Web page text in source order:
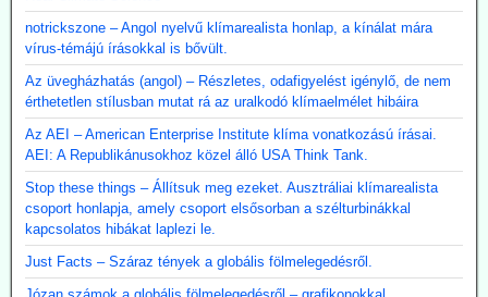
notrickszone – Angol nyelvű klímarealista honlap, a kínálat mára
vírus-témájú írásokkal is bővült.
Az üvegházhatás (angol) – Részletes, odafigyelést igénylő, de nem
érthetetlen stílusban mutat rá az uralkodó klímaelmélet hibáira
Az AEI – American Enterprise Institute klíma vonatkozású írásai.
AEI: A Republikánusokhoz közel álló USA Think Tank.
Stop these things – Állítsuk meg ezeket. Ausztráliai klímarealista
csoport honlapja, amely csoport elsősorban a szélturbinákkal
kapcsolatos hibákat laplezi le.
Just Facts – Száraz tények a globális fölmelegedésről.